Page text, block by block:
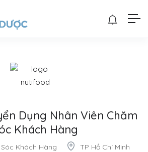
Dụng Nhân Viên Chăm
Khách Hàng
Khách Hàng
TP Hồ Chí Minh